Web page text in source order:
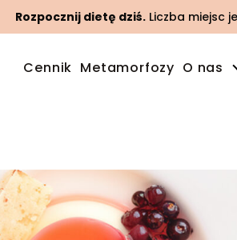
Rozpocznij dietę dziś. Liczba miejsc
Cennik Metamorfozy O nas